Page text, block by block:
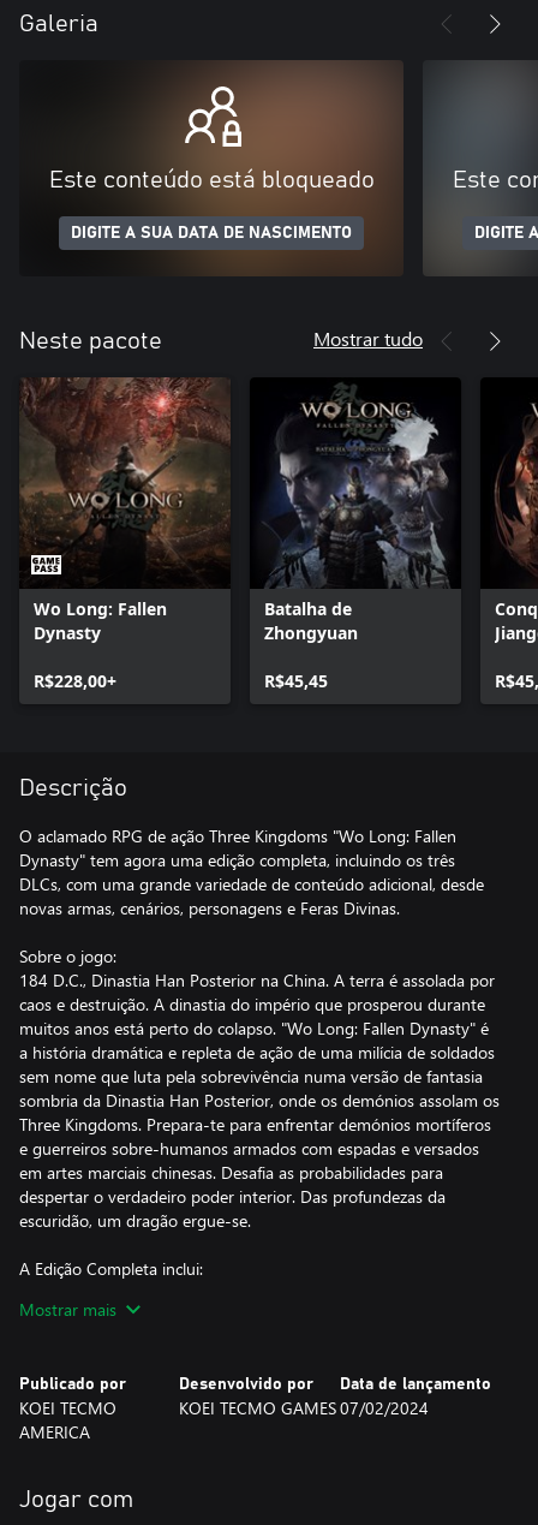
Galeria
Este conteúdo está bloqueado
DIGITE A SUA DATA DE NASCIMENTO
Este
DIGITE
Neste pacote Mostrar tudo
Wo Long: Fallen
Dynasty
R$228,00+
Batalha de
Zhongyuan
R$45,45
Descrição
O aclamado RPG de ação Three Kingdoms "Wo Long: Fallen
Dynasty" tem agora uma edição completa, incluindo os três
DLCs, com uma grande variedade de conteúdo adicional, desde
novas armas, cenários, personagens e Feras Divinas.
Sobre o jogo:
184 D.C., Dinastia Han Posterior na China. A terra é assolada por
caos e destruição. A dinastia do império que prosperou durante
muitos anos está perto do colapso. "Wo Long: Fallen Dynasty" é
a história dramática e repleta de ação de uma milícia de soldados
sem nome que luta pela sobrevivência numa versão de fantasia
sombria da Dinastia Han Posterior, onde os demónios assolam os
Three Kingdoms. Prepara-te para enfrentar demónios mortíferos
e guerreiros sobre-humanos armados com espadas e versados
em artes marciais chinesas. Desafia as probabilidades para
despertar o verdadeiro poder interior. Das profundezas da
escuridão, um dragão ergue-se.
A Edição Completa inclui:
- DLC 1, "Batalha de Zhongyuan"
- DLC 2, "Conquistador de Jiangdong"
Os guerreiros do clã Sun lutam para ultrapassar as dificuldades
que enfrentam após a morte de Sun Jian.
conta da Província de Jing desde a morte de Yu Ji.
Mostrar mais
Publicado por
KOEI TECMO
AMERICA
Desenvolvido por
KOEI TECMO GAMES
Data de lançamento
07/02/2024
Jogar com